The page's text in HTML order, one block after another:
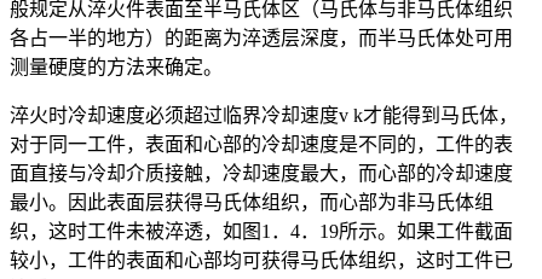
般规定从淬火件表面至半马氏体区（马氏体与非马氏体组织
各占一半的地方）的距离为淬透层深度，而半马氏体处可用
测量硬度的方法来确定。
淬火时冷却速度必须超过临界冷却速度v k才能得到马氏体，
对于同一工件，表面和心部的冷却速度是不同的，工件的表
面直接与冷却介质接触，冷却速度最大，而心部的冷却速度
最小。因此表面层获得马氏体组织，而心部为非马氏体组
织，这时工件未被淬透，如图1．4．19所示。如果工件截面
较小，工件的表面和心部均可获得马氏体组织，这时工件已